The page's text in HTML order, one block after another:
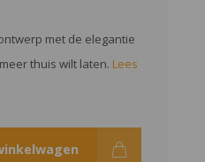
met de elegantie
thuis wilt laten. Lees